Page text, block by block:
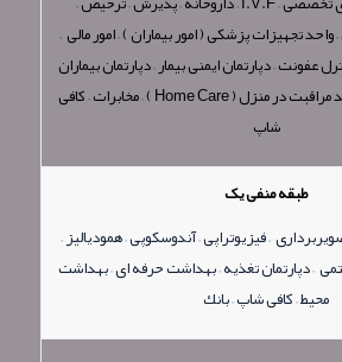
تجهیزات پزشكی ( امور بیماران ) – امور مالی –
عفونت – دپارتمان ایمنی بیمار – دپارتمان بیماران
بین الملل ( I.PD ) – واحد مراقبت در منزل ( Home Care ) – مخابرات – كافی
شاپ
طبقه منفی یک
– فیزیوتراپی – آندوسكوپی – همودیالیز –
– دپارتمان تغذیه – بهداشت حرفه ای – بهداشت
محیط – كافی شاپ – بانك